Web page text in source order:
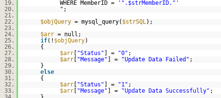
19.
WHERE MemberID =
'".$strMemberID."'
20.
";
21.
22.
$objQuery = mysql_query( $strSQL);
23.
24.
$arr = null;
25.
if(! $objQuery)
26.
{
27.
$arr[ "Status" ] = "0" ;
28.
$arr[ "Message" ] = "Update Data Failed" ;
29.
}
30.
else
31.
{
32.
$arr[ "Status" ] = "1" ;
33.
$arr[ "Message" ] = "Update Data Successfully" ;